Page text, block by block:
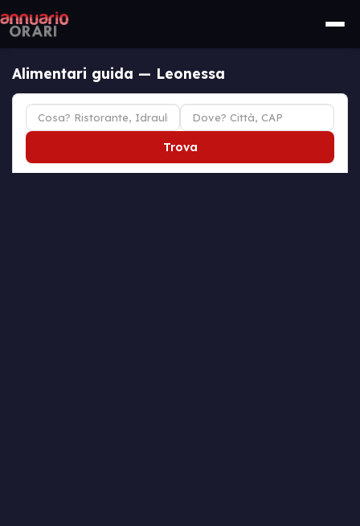
Alimentari guida — Leonessa
Trova